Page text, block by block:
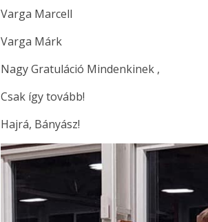
Varga Marcell
Varga Márk
Nagy Gratuláció Mindenkinek ,
Csak így tovább!
Hajrá, Bányász!